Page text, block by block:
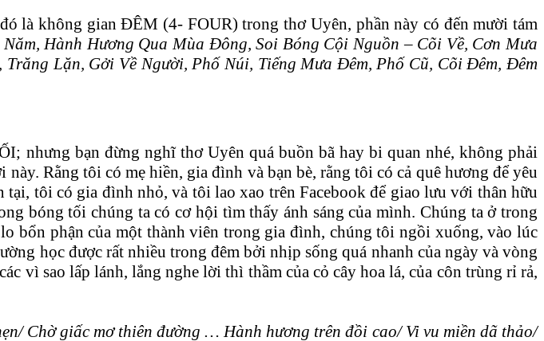
là không gian ĐÊM (4- FOUR) trong thơ Uyên, phần này có đến mười tám
Hành Hương Qua Mùa Đông, Soi Bóng Cội Nguồn – Cõi Về, Cơn Mưa
Lặn, Gởi Về Người, Phố Núi, Tiếng Mưa Đêm, Phố Cũ, Cõi Đêm, Đêm
nhưng bạn đừng nghĩ thơ Uyên quá buồn bã hay bi quan nhé, không phải
Rằng tôi có mẹ hiền, gia đình và bạn bè, rằng tôi có cả quê hương để yêu
tôi có gia đình nhỏ, và tôi lao xao trên Facebook để giao lưu với thân hữu
bóng tối chúng ta có cơ hội tìm thấy ánh sáng của mình. Chúng ta ở trong
bổn phận của một thành viên trong gia đình, chúng tôi ngồi xuống, vào lúc
học được rất nhiều trong đêm bởi nhịp sống quá nhanh của ngày và vòng
vì sao lấp lánh, lắng nghe lời thì thầm của cỏ cây hoa lá, của côn trùng rỉ rả,
Chờ giấc mơ thiên đường … Hành hương trên đồi cao/ Vi vu miền dã thảo/